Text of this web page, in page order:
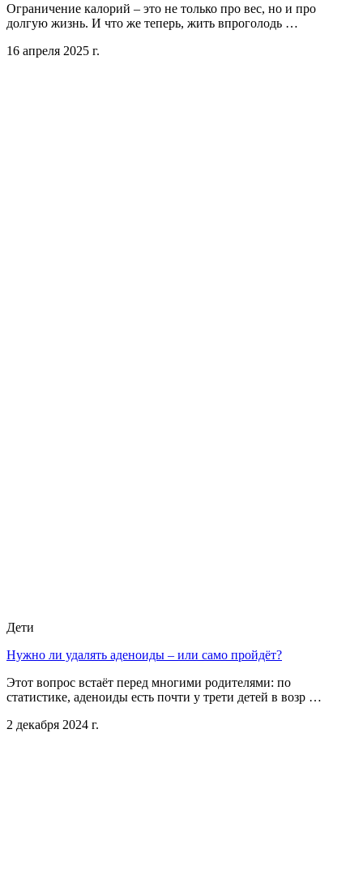
Ограничение калорий – это не только про вес, но и про
долгую жизнь. И что же теперь, жить впроголодь …
16 апреля 2025 г.
Дети
Нужно ли удалять аденоиды – или само пройдёт?
Этот вопрос встаёт перед многими родителями: по
статистике, аденоиды есть почти у трети детей в возр …
2 декабря 2024 г.